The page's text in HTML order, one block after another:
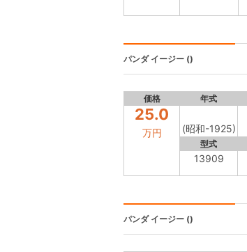
パンダイージー ()
価格 年式
25.0
万円 (昭和-1925)
型式
13909
パンダイージー ()